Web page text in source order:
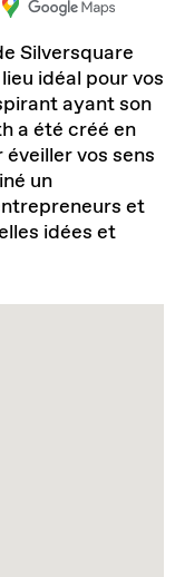
Silversquare
idéal pour vos
ayant son
a été créé en
vos sens
un
et
idées et